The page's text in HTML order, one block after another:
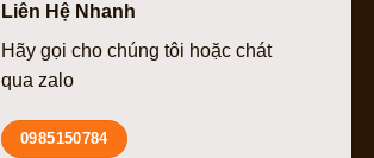
Liên Hệ Nhanh
Hãy gọi cho chúng tôi hoặc chát
qua zalo
0985150784